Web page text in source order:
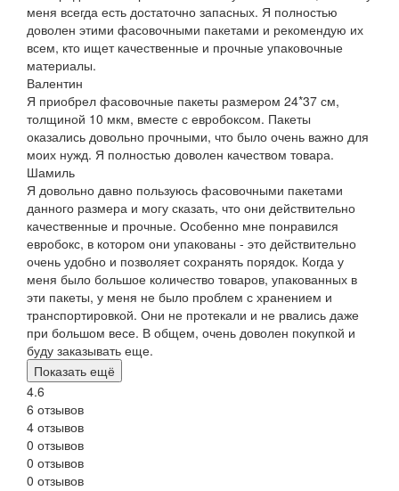
меня всегда есть достаточно запасных. Я полностью
доволен этими фасовочными пакетами и рекомендую их
всем, кто ищет качественные и прочные упаковочные
материалы.
Валентин
Я приобрел фасовочные пакеты размером 24*37 см,
толщиной 10 мкм, вместе с евробоксом. Пакеты
оказались довольно прочными, что было очень важно для
моих нужд. Я полностью доволен качеством товара.
Шамиль
Я довольно давно пользуюсь фасовочными пакетами
данного размера и могу сказать, что они действительно
качественные и прочные. Особенно мне понравился
евробокс, в котором они упакованы - это действительно
очень удобно и позволяет сохранять порядок. Когда у
меня было большое количество товаров, упакованных в
эти пакеты, у меня не было проблем с хранением и
транспортировкой. Они не протекали и не рвались даже
при большом весе. В общем, очень доволен покупкой и
буду заказывать еще.
Показать ещё
4.6
6 отзывов
4 отзывов
0 отзывов
0 отзывов
0 отзывов